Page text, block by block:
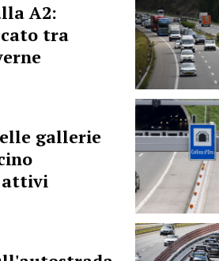
A2:
tra
gallerie
attivi